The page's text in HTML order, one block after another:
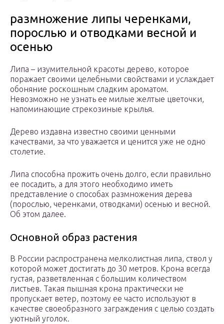
размножение липы черенками,
порослью и отводками весной и
осенью
Липа – изумительной красоты дерево, которое
поражает своими целебными свойствами и услаждает
обоняние роскошным сладким ароматом.
Невозможно не узнать ее милые желтые цветочки,
напоминающие стрекозиные крылья.
Дерево издавна известно своими ценными
качествами, за что уважается и ценится уже не одно
столетие.
Липа способна прожить очень долго, если правильно
ее посадить, а для этого необходимо иметь
представление о способах размножения дерева
(порослью, черенками, отводками) осенью и весной.
Об этом далее.
Основной образ растения
В России распространена мелколистная липа, ствол у
которой может достигать до 30 метров. Крона всегда
густая, разветвленная с большим количеством
листьев. Такая пышная крона практически не
пропускает ветер, поэтому ее часто используют в
качестве своеобразного заграждения с целью создать
уютный уголок.